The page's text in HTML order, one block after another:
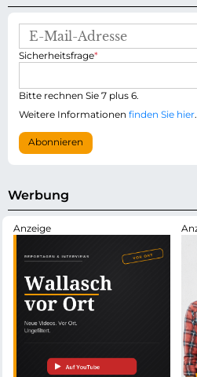
M
l
-
d
r
s
e
P
i
h
t
f
d
Sicherheitsfrage*
Bitte rechnen Sie 7 plus 6.
Weitere Informationen finden Sie hier.
Abonnieren
Werbung